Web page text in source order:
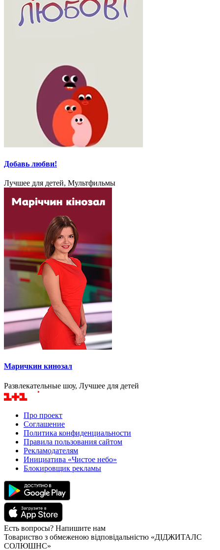
Добавь любви!
Лучшее для детей, Мультфильмы
Маричкин кинозал
Развлекательные шоу, Лучшее для детей
Про проект
Соглашение
Политика конфиденциальности
Правила пользования сайтом
Рекламодателям
Инициатива «Чистое небо»
Блокировщик рекламы
Есть вопросы? Напишите нам
Товариство з обмеженою відповідальністю «ДІДЖИТАЛС
СОЛЮШНС»